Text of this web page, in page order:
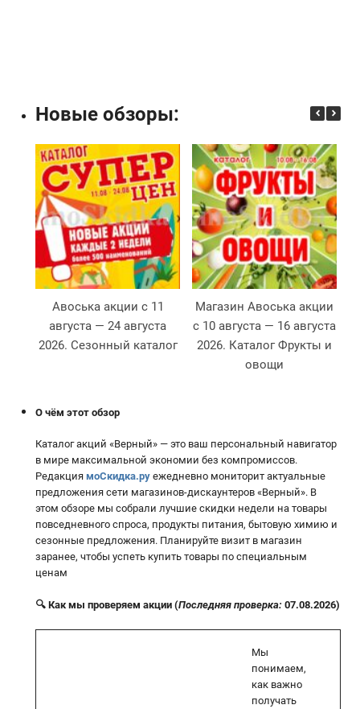
Новые обзоры:
Авоська акции с 11
августа — 24 августа
2026. Сезонный каталог
Магазин Авоська акции
с 10 августа — 16 августа
2026. Каталог Фрукты и
овощи
О чём этот обзор
Каталог акций «Верный» — это ваш персональный навигатор
в мире максимальной экономии без компромиссов.
Редакция моСкидка.ру ежедневно мониторит актуальные
предложения сети магазинов-дискаунтеров «Верный». В
этом обзоре мы собрали лучшие скидки недели на товары
повседневного спроса, продукты питания, бытовую химию и
сезонные предложения. Планируйте визит в магазин
заранее, чтобы успеть купить товары по специальным
ценам
🔍 Как мы проверяем акции (Последняя проверка: 07.08.2026)
Мы
понимаем,
как важно
получать